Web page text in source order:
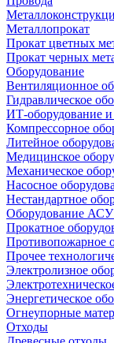
Металлопрокат
Прокат цветных
Прокат черных
Оборудование
Вентиляционное
Гидравлическое
ИТ-оборудование и
Компрессорное
Литейное
Медицинское
Механическое
Насосное
Нестандартное
Оборудование АСУ
Прокатное
Противопожарное
Прочее
Электролизное
Энергетическое
Огнеупорные
Отходы